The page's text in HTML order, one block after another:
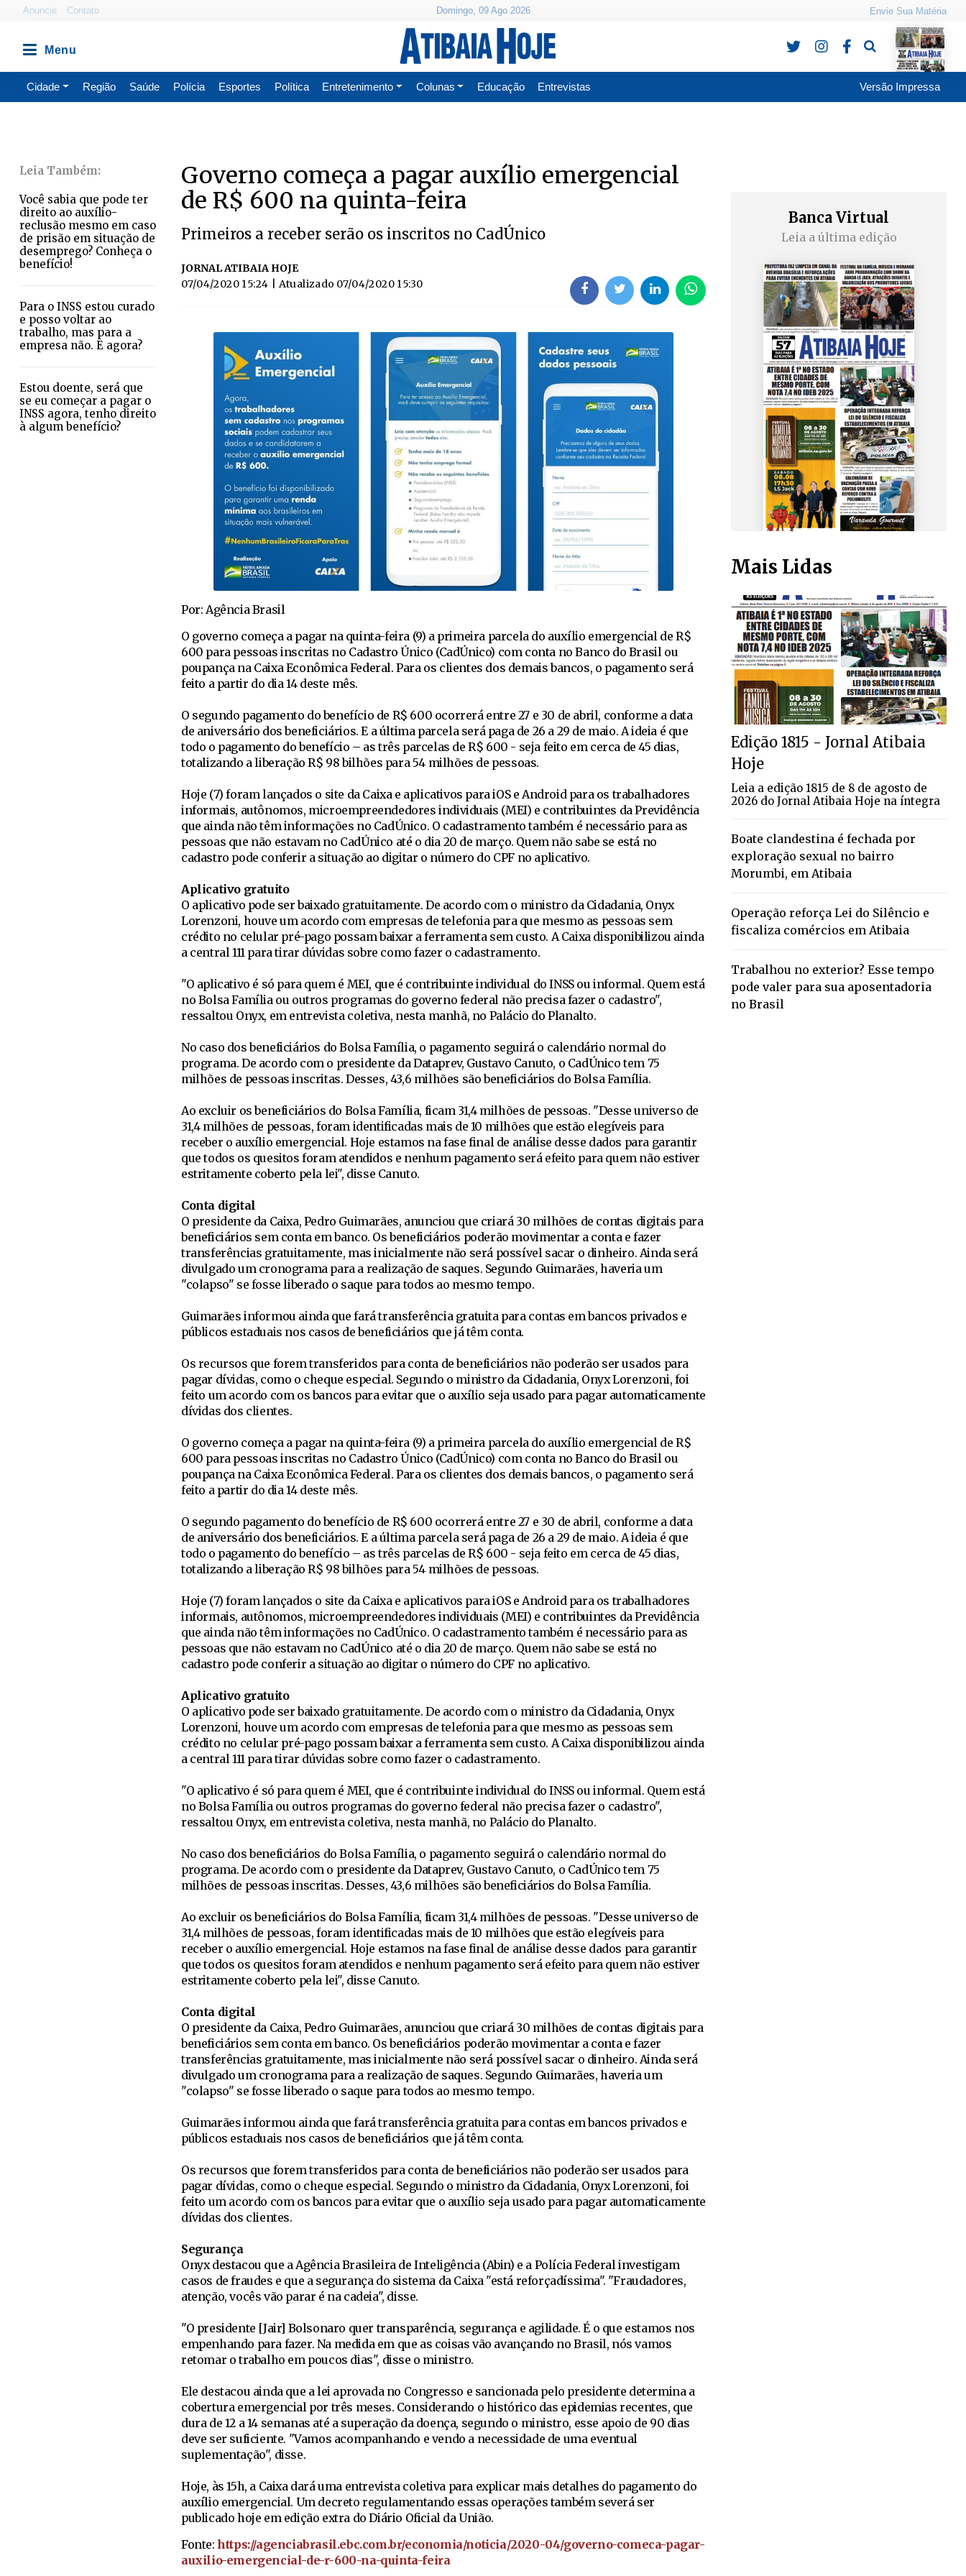
Anuncie Contato Domingo, 09 Ago 2026 Envie Sua Matéria
Pesquisa
Cidade Região Saúde Polícia Esportes Política Entretenimento Colunas Educação Entrevistas Versão Impressa
Você sabia que pode ter
direito ao auxílio-
reclusão mesmo em caso
de prisão em situação de
desemprego? Conheça o
benefício!
Para o INSS estou curado
e posso voltar ao
trabalho, mas para a
empresa não. E agora?
Estou doente, será que
se eu começar a pagar o
INSS agora, tenho direito
à algum benefício?
Governo começa a pagar auxílio emergencial
de R$ 600 na quinta-feira
Primeiros a receber serão os inscritos no CadÚnico
JORNAL ATIBAIA HOJE
07/04/2020 15:24
| Atualizado 07/04/2020 15:30
Por: Agência Brasil
O governo começa a pagar na quinta-feira (9) a primeira parcela do auxílio emergencial de R$
600 para pessoas inscritas no Cadastro Único (CadÚnico) com conta no Banco do Brasil ou
poupança na Caixa Econômica Federal. Para os clientes dos demais bancos, o pagamento será
feito a partir do dia 14 deste mês.
O segundo pagamento do benefício de R$ 600 ocorrerá entre 27 e 30 de abril, conforme a data
de aniversário dos beneficiários. E a última parcela será paga de 26 a 29 de maio. A ideia é que
todo o pagamento do benefício – as três parcelas de R$ 600 - seja feito em cerca de 45 dias,
totalizando a liberação R$ 98 bilhões para 54 milhões de pessoas.
Hoje (7) foram lançados o site da Caixa e aplicativos para iOS e Android para os trabalhadores
informais, autônomos, microempreendedores individuais (MEI) e contribuintes da Previdência
que ainda não têm informações no CadÚnico. O cadastramento também é necessário para as
pessoas que não estavam no CadÚnico até o dia 20 de março. Quem não sabe se está no
cadastro pode conferir a situação ao digitar o número do CPF no aplicativo.
Aplicativo gratuito
O aplicativo pode ser baixado gratuitamente. De acordo com o ministro da Cidadania, Onyx
Lorenzoni, houve um acordo com empresas de telefonia para que mesmo as pessoas sem
crédito no celular pré-pago possam baixar a ferramenta sem custo. A Caixa disponibilizou ainda
a central 111 para tirar dúvidas sobre como fazer o cadastramento.
"O aplicativo é só para quem é MEI, que é contribuinte individual do INSS ou informal. Quem está
no Bolsa Família ou outros programas do governo federal não precisa fazer o cadastro",
ressaltou Onyx, em entrevista coletiva, nesta manhã, no Palácio do Planalto.
No caso dos beneficiários do Bolsa Família, o pagamento seguirá o calendário normal do
programa. De acordo com o presidente da Dataprev, Gustavo Canuto, o CadÚnico tem 75
milhões de pessoas inscritas. Desses, 43,6 milhões são beneficiários do Bolsa Família.
Ao excluir os beneficiários do Bolsa Família, ficam 31,4 milhões de pessoas. "Desse universo de
31,4 milhões de pessoas, foram identificadas mais de 10 milhões que estão elegíveis para
receber o auxílio emergencial. Hoje estamos na fase final de análise desse dados para garantir
que todos os quesitos foram atendidos e nenhum pagamento será efeito para quem não estiver
estritamente coberto pela lei", disse Canuto.
Conta digital
O presidente da Caixa, Pedro Guimarães, anunciou que criará 30 milhões de contas digitais para
beneficiários sem conta em banco. Os beneficiários poderão movimentar a conta e fazer
transferências gratuitamente, mas inicialmente não será possível sacar o dinheiro. Ainda será
divulgado um cronograma para a realização de saques. Segundo Guimarães, haveria um
"colapso" se fosse liberado o saque para todos ao mesmo tempo.
Guimarães informou ainda que fará transferência gratuita para contas em bancos privados e
públicos estaduais nos casos de beneficiários que já têm conta.
Os recursos que forem transferidos para conta de beneficiários não poderão ser usados para
pagar dívidas, como o cheque especial. Segundo o ministro da Cidadania, Onyx Lorenzoni, foi
feito um acordo com os bancos para evitar que o auxílio seja usado para pagar automaticamente
dívidas dos clientes.
O governo começa a pagar na quinta-feira (9) a primeira parcela do auxílio emergencial de R$
600 para pessoas inscritas no Cadastro Único (CadÚnico) com conta no Banco do Brasil ou
poupança na Caixa Econômica Federal. Para os clientes dos demais bancos, o pagamento será
feito a partir do dia 14 deste mês.
O segundo pagamento do benefício de R$ 600 ocorrerá entre 27 e 30 de abril, conforme a data
de aniversário dos beneficiários. E a última parcela será paga de 26 a 29 de maio. A ideia é que
todo o pagamento do benefício – as três parcelas de R$ 600 - seja feito em cerca de 45 dias,
totalizando a liberação R$ 98 bilhões para 54 milhões de pessoas.
Hoje (7) foram lançados o site da Caixa e aplicativos para iOS e Android para os trabalhadores
informais, autônomos, microempreendedores individuais (MEI) e contribuintes da Previdência
que ainda não têm informações no CadÚnico. O cadastramento também é necessário para as
pessoas que não estavam no CadÚnico até o dia 20 de março. Quem não sabe se está no
cadastro pode conferir a situação ao digitar o número do CPF no aplicativo.
Aplicativo gratuito
O aplicativo pode ser baixado gratuitamente. De acordo com o ministro da Cidadania, Onyx
Lorenzoni, houve um acordo com empresas de telefonia para que mesmo as pessoas sem
crédito no celular pré-pago possam baixar a ferramenta sem custo. A Caixa disponibilizou ainda
a central 111 para tirar dúvidas sobre como fazer o cadastramento.
"O aplicativo é só para quem é MEI, que é contribuinte individual do INSS ou informal. Quem está
no Bolsa Família ou outros programas do governo federal não precisa fazer o cadastro",
ressaltou Onyx, em entrevista coletiva, nesta manhã, no Palácio do Planalto.
No caso dos beneficiários do Bolsa Família, o pagamento seguirá o calendário normal do
programa. De acordo com o presidente da Dataprev, Gustavo Canuto, o CadÚnico tem 75
milhões de pessoas inscritas. Desses, 43,6 milhões são beneficiários do Bolsa Família.
Ao excluir os beneficiários do Bolsa Família, ficam 31,4 milhões de pessoas. "Desse universo de
31,4 milhões de pessoas, foram identificadas mais de 10 milhões que estão elegíveis para
receber o auxílio emergencial. Hoje estamos na fase final de análise desse dados para garantir
que todos os quesitos foram atendidos e nenhum pagamento será efeito para quem não estiver
estritamente coberto pela lei", disse Canuto.
Conta digital
O presidente da Caixa, Pedro Guimarães, anunciou que criará 30 milhões de contas digitais para
beneficiários sem conta em banco. Os beneficiários poderão movimentar a conta e fazer
transferências gratuitamente, mas inicialmente não será possível sacar o dinheiro. Ainda será
divulgado um cronograma para a realização de saques. Segundo Guimarães, haveria um
"colapso" se fosse liberado o saque para todos ao mesmo tempo.
Guimarães informou ainda que fará transferência gratuita para contas em bancos privados e
públicos estaduais nos casos de beneficiários que já têm conta.
Os recursos que forem transferidos para conta de beneficiários não poderão ser usados para
pagar dívidas, como o cheque especial. Segundo o ministro da Cidadania, Onyx Lorenzoni, foi
feito um acordo com os bancos para evitar que o auxílio seja usado para pagar automaticamente
dívidas dos clientes.
Segurança
Onyx destacou que a Agência Brasileira de Inteligência (Abin) e a Polícia Federal investigam
casos de fraudes e que a segurança do sistema da Caixa "está reforçadíssima". "Fraudadores,
atenção, vocês vão parar é na cadeia", disse.
"O presidente [Jair] Bolsonaro quer transparência, segurança e agilidade. É o que estamos nos
empenhando para fazer. Na medida em que as coisas vão avançando no Brasil, nós vamos
retomar o trabalho em poucos dias", disse o ministro.
Ele destacou ainda que a lei aprovada no Congresso e sancionada pelo presidente determina a
cobertura emergencial por três meses. Considerando o histórico das epidemias recentes, que
dura de 12 a 14 semanas até a superação da doença, segundo o ministro, esse apoio de 90 dias
deve ser suficiente. "Vamos acompanhando e vendo a necessidade de uma eventual
suplementação", disse.
Hoje, às 15h, a Caixa dará uma entrevista coletiva para explicar mais detalhes do pagamento do
auxílio emergencial. Um decreto regulamentando essas operações também severá ser
publicado hoje em edição extra do Diário Oficial da União.
Fonte:https://agenciabrasil.ebc.com.br/economia/noticia/2020-04/governo-comeca-pagar-
auxilio-emergencial-de-r-600-na-quinta-feira
Banca Virtual
Leia a última edição
Mais Lidas
Edição 1815 - Jornal Atibaia
Hoje
Leia a edição 1815 de 8 de agosto de
2026 do Jornal Atibaia Hoje na íntegra
Boate clandestina é fechada por
exploração sexual no bairro
Morumbi, em Atibaia
Operação reforça Lei do Silêncio e
fiscaliza comércios em Atibaia
Trabalhou no exterior? Esse tempo
pode valer para sua aposentadoria
no Brasil